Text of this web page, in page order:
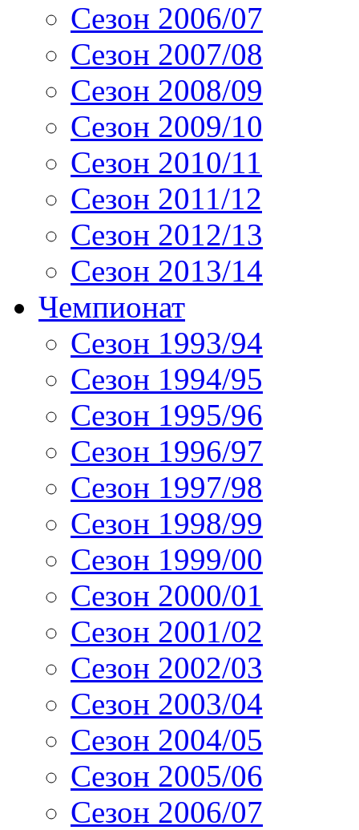
Сезон 2006/07
Сезон 2007/08
Сезон 2008/09
Сезон 2009/10
Сезон 2010/11
Сезон 2011/12
Сезон 2012/13
Сезон 2013/14
Чемпионат
Сезон 1993/94
Сезон 1994/95
Сезон 1995/96
Сезон 1996/97
Сезон 1997/98
Сезон 1998/99
Сезон 1999/00
Сезон 2000/01
Сезон 2001/02
Сезон 2002/03
Сезон 2003/04
Сезон 2004/05
Сезон 2005/06
Сезон 2006/07